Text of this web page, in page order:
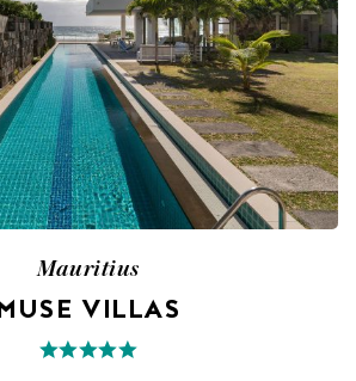
Mauritius
MUSE VILLAS